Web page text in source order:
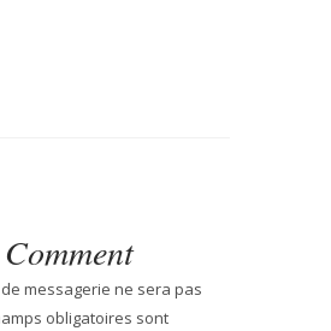
messagerie ne sera pas
obligatoires sont